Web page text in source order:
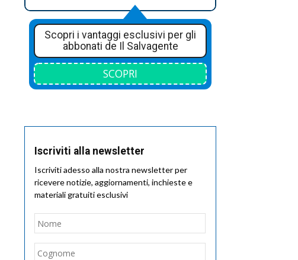
Scopri i vantaggi esclusivi per gli
abbonati de Il Salvagente
SCOPRI
Iscriviti alla newsletter
Iscriviti adesso alla nostra newsletter per
ricevere notizie, aggiornamenti, inchieste e
materiali gratuiti esclusivi
Nome